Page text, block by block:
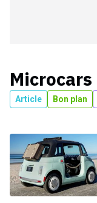
Microcars
Article Bon plan